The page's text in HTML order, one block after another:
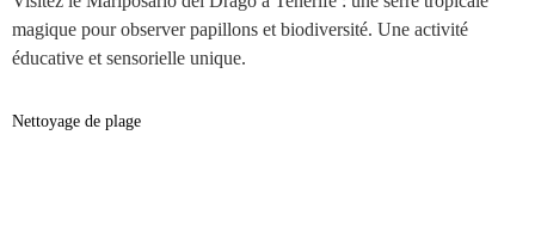
magique pour observer papillons et biodiversité. Une activité
éducative et sensorielle unique.
Nettoyage de plage